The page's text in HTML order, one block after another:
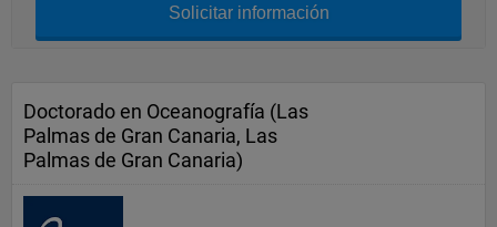
Solicitar información
Doctorado en Oceanografía (Las
Palmas de Gran Canaria, Las
Palmas de Gran Canaria)